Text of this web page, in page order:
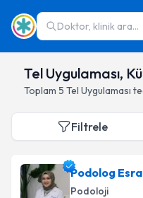
Doktor, klinik ara...
Tel Uygulaması,
Toplam 5 Tel Uygulaması
Filtrele
Podolog
Podoloji